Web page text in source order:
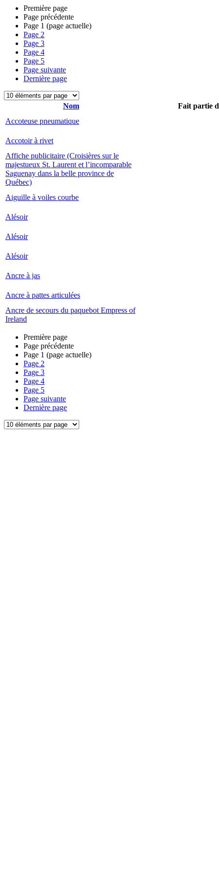
Première page
Page précédente
Page 1 (page actuelle)
Page 2
Page 3
Page 4
Page 5
Page suivante
Dernière page
Nom
Fait partie
Accoteuse pneumatique
Accotoir à rivet
Affiche publicitaire (Croisières sur le
majestueux St. Laurent et l’incomparable
Saguenay dans la belle province de
Québec)
Aiguille à voiles courbe
Alésoir
Alésoir
Alésoir
Ancre à jas
Ancre à pattes articulées
Ancre de secours du paquebot Empress of
Ireland
Première page
Page précédente
Page 1 (page actuelle)
Page 2
Page 3
Page 4
Page 5
Page suivante
Dernière page